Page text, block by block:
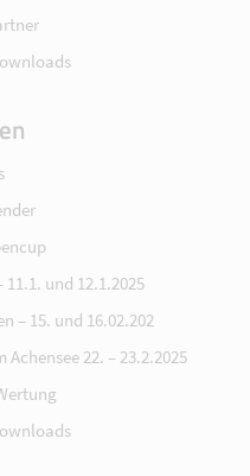
und 12.1.2025
– 15. und 16.02.202
22. – 23.2.2025